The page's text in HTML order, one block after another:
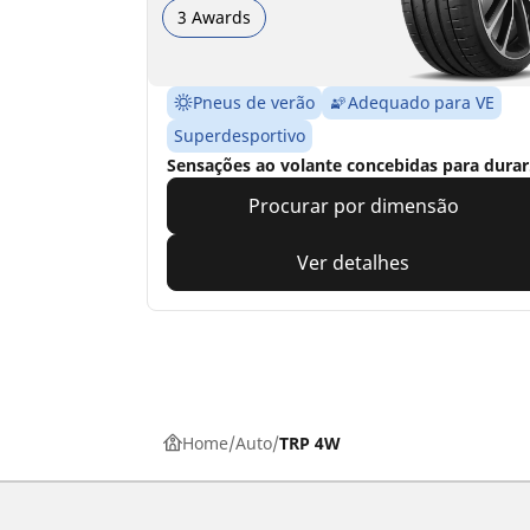
3 Awards
Pneus de verão
Adequado para VE
Superdesportivo
Sensações ao volante concebidas para
Procurar por dimensão
Ver detalhes
Home Auto TRP 4W